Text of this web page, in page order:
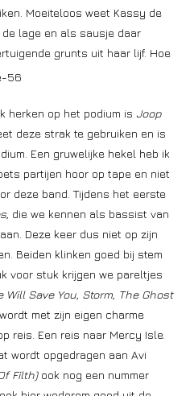
Moeiteloos weet Kassy de
lage en als sausje daar
grunts uit haar lijf. Hoe
herken op het podium is Joop
deze strak te gebruiken en is
Een gruwelijke hekel heb ik
partijen hoor op tape en niet
deze band. Tijdens het eerste
die we kennen als bassist van
Deze keer dus niet op zijn
Beiden klinken goed bij stem
voor stuk krijgen we pareltjes
Will Save You, Storm, The Ghost
met zijn eigen charme
reis. Een reis naar Mercy Isle.
wordt opgedragen aan Avi
Filth)ook nog een nummer